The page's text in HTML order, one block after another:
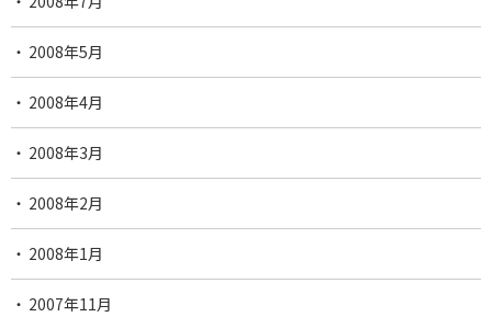
2008年5月
2008年4月
2008年3月
2008年2月
2008年1月
2007年11月